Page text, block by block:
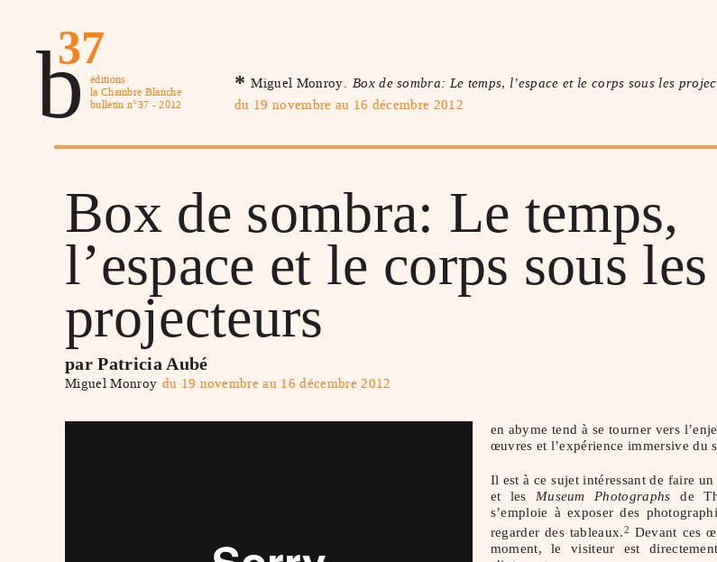
b37
éditions
la Chambre Blanche
bulletin n°37 - 2012
* Miguel Monroy.
Box de sombra: Le temps, l’espace et le corps sous les
du 19 novembre au 16 décembre 2012
Box de sombra: Le temps,
l’espace et le corps sous les
projecteurs
par Patricia Aubé
Miguel Monroy du 19 novembre au 16 décembre 2012
en abyme tend à se tourner vers
œuvres et l’expérience immersive du
Il est à ce sujet intéressant de faire
et les Museum Photographs de
s’emploie à exposer des
regarder des tableaux.2
Devant ces
moment, le visiteur est